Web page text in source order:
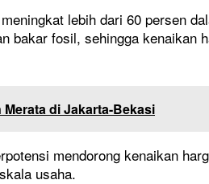
lebih dari 60 persen
bakar fosil, sehingga kenaikan
di Jakarta-Bekasi
mendorong kenaikan
usaha.